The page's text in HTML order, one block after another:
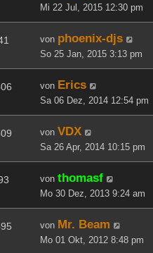
Mi 22 Jul, 2015 12:30 pm
von phoenix-djs
So 25 Jan, 2015 3:13 pm
von Erics
Sa 06 Dez, 2014 12:54 pm
von VDX
Sa 26 Apr, 2014 10:15 pm
von thomasf
Mo 30 Dez, 2013 9:24 am
von Mr. Beam
Mo 01 Okt, 2012 8:48 pm